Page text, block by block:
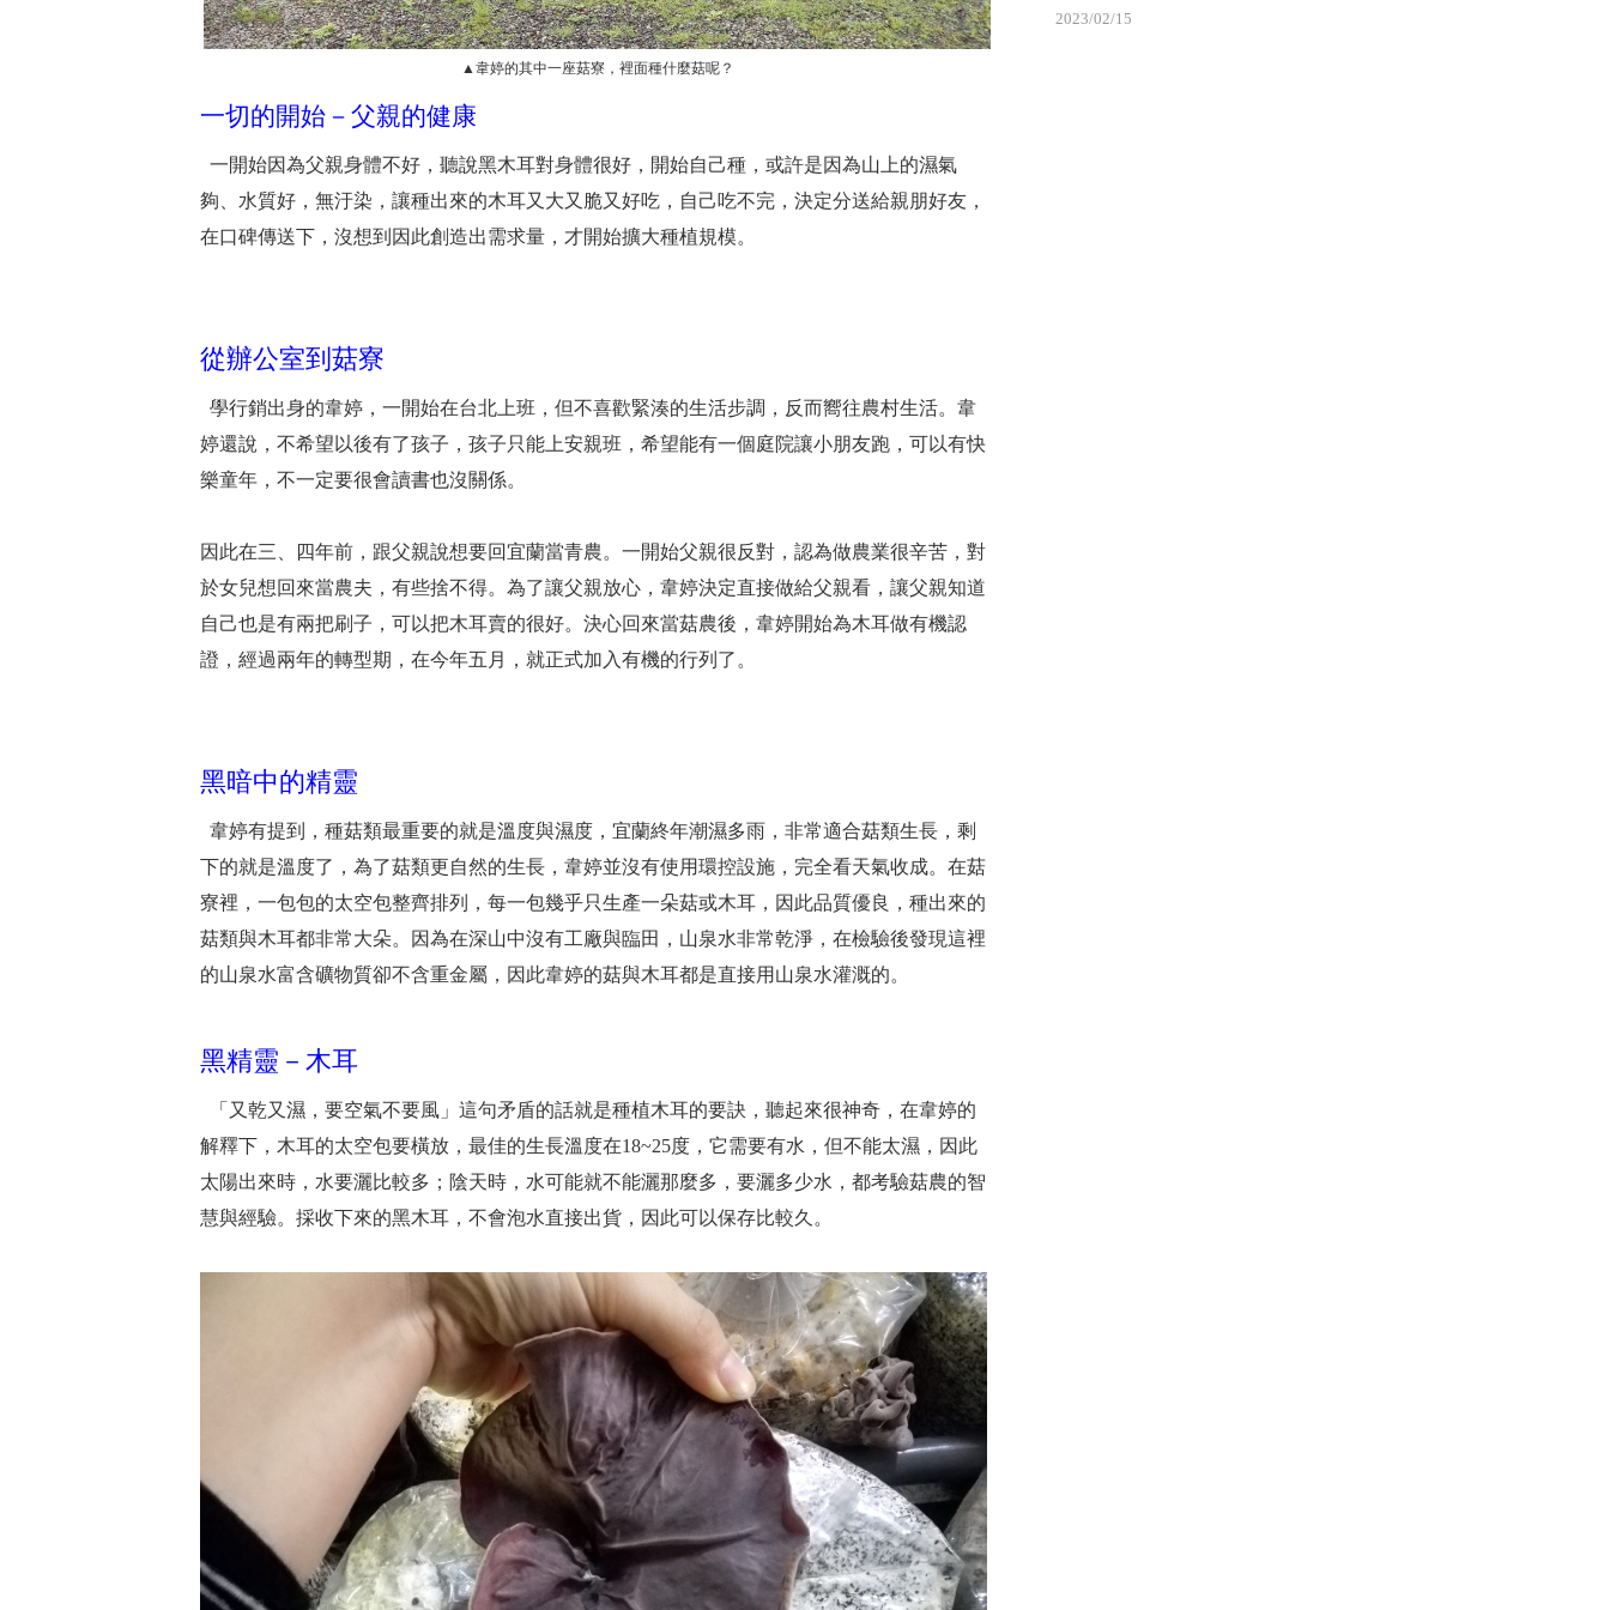
▲韋婷的其中一座菇寮，裡面種什麼菇呢？
一切的開始－父親的健康
一開始因為父親身體不好，聽說黑木耳對身體很好，開始自己種，或許是因為山上的濕氣
夠、水質好，無汙染，讓種出來的木耳又大又脆又好吃，自己吃不完，決定分送給親朋好友，
在口碑傳送下，沒想到因此創造出需求量，才開始擴大種植規模。
從辦公室到菇寮
學行銷出身的韋婷，一開始在台北上班，但不喜歡緊湊的生活步調，反而嚮往農村生活。韋
婷還說，不希望以後有了孩子，孩子只能上安親班，希望能有一個庭院讓小朋友跑，可以有快
樂童年，不一定要很會讀書也沒關係。
因此在三、四年前，跟父親說想要回宜蘭當青農。一開始父親很反對，認為做農業很辛苦，對
於女兒想回來當農夫，有些捨不得。為了讓父親放心，韋婷決定直接做給父親看，讓父親知道
自己也是有兩把刷子，可以把木耳賣的很好。決心回來當菇農後，韋婷開始為木耳做有機認
證，經過兩年的轉型期，在今年五月，就正式加入有機的行列了。
黑暗中的精靈
韋婷有提到，種菇類最重要的就是溫度與濕度，宜蘭終年潮濕多雨，非常適合菇類生長，剩
下的就是溫度了，為了菇類更自然的生長，韋婷並沒有使用環控設施，完全看天氣收成。在菇
寮裡，一包包的太空包整齊排列，每一包幾乎只生產一朵菇或木耳，因此品質優良，種出來的
菇類與木耳都非常大朵。因為在深山中沒有工廠與臨田，山泉水非常乾淨，在檢驗後發現這裡
的山泉水富含礦物質卻不含重金屬，因此韋婷的菇與木耳都是直接用山泉水灌溉的。
黑精靈－木耳
「又乾又濕，要空氣不要風」這句矛盾的話就是種植木耳的要訣，聽起來很神奇，在韋婷的
解釋下，木耳的太空包要橫放，最佳的生長溫度在18~25度，它需要有水，但不能太濕，因此
太陽出來時，水要灑比較多；陰天時，水可能就不能灑那麼多，要灑多少水，都考驗菇農的智
慧與經驗。採收下來的黑木耳，不會泡水直接出貨，因此可以保存比較久。
2023/02/15